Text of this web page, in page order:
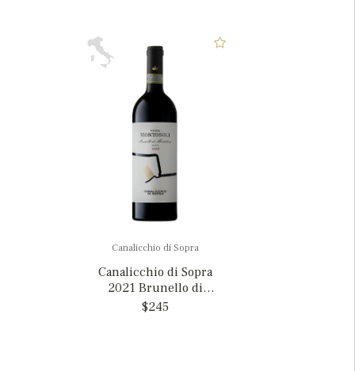
Canalicchio di Sopra
Canalicchio di Sopra
2021 Brunello di
Montalcino 'Vigna
$245